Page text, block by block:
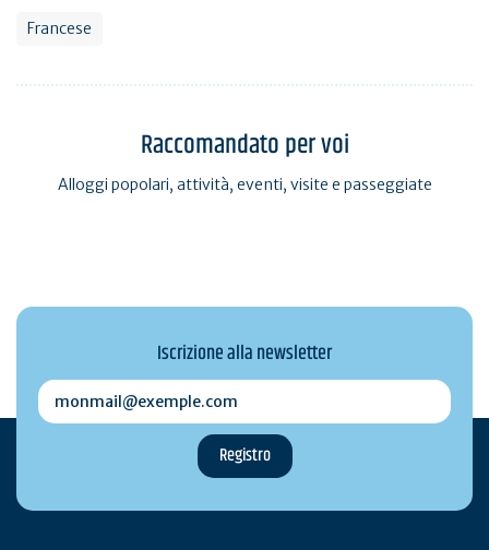
Francese
Raccomandato per voi
Alloggi popolari, attività, eventi, visite e passeggiate
Iscrizione alla newsletter
monmail@exemple.com